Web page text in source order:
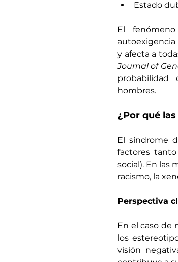
Estado
El
autoexigencia
Journal of
hombres.
¿Por qué
El síndrome
factores
social). En las
racismo, la
Perspectiva
En el caso de
los
visión